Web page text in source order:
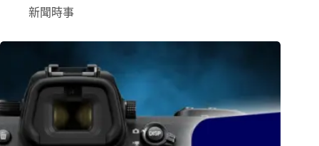
新聞時事